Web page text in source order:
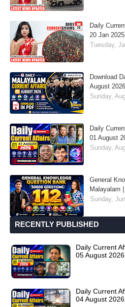
Daily
20 Jan
Tuesday,
Download
August
Sunday,
Daily
01 August
Sunday,
General
Malayalam
Sunday,
RECENTLY PUBLISHED
Daily Current
05 August
Daily Current
04 August